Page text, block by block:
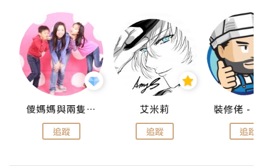
儍媽媽與兩隻小魔怪之家
追蹤
艾米莉
追蹤 追蹤